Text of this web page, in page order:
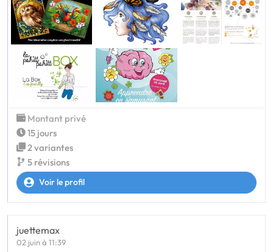
Montant privé
15 jours
2 variantes
5 révisions
Voir le profil
juettemax
02 juin à 11:39